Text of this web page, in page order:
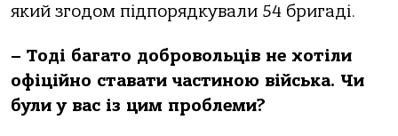
який згодом підпорядкували 54 бригаді.
– Тоді багато добровольців не хотіли
офіційно ставати частиною війська. Чи
були у вас із цим проблеми?